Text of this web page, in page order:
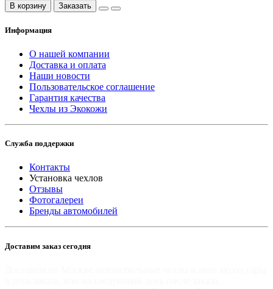
В корзину Заказать
Информация
О нашей компании
Доставка и оплата
Наши новости
Пользовательское соглашение
Гарантия качества
Чехлы из Экокожи
Служба поддержки
Контакты
Установка чехлов
Отзывы
Фотогалереи
Бренды автомобилей
Доставим заказ сегодня